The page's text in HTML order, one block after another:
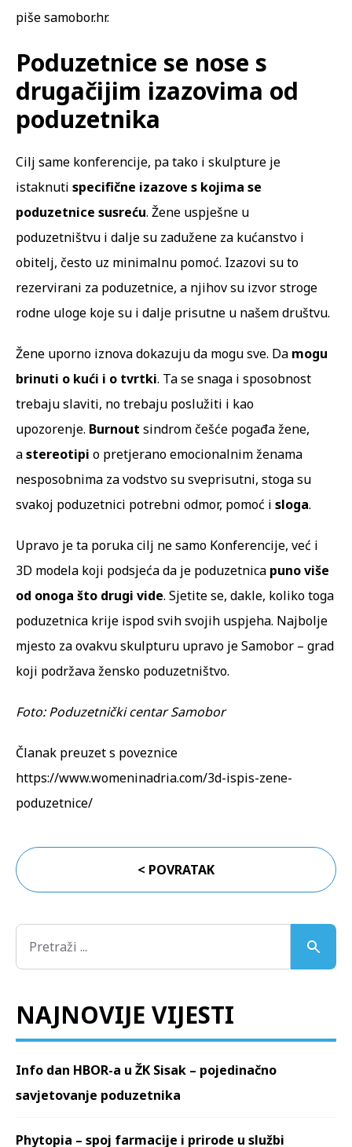
pišesamobor.hr.
Poduzetnice se nose s
drugačijim izazovima od
poduzetnika
Cilj same konferencije, pa tako i skulpture je
istaknuti specifične izazove s kojima se
poduzetnice susreću. Žene uspješne u
poduzetništvu i dalje su zadužene za kućanstvo i
obitelj, često uz minimalnu pomoć. Izazovi su to
rezervirani za poduzetnice, a njihov su izvor stroge
rodne uloge koje su i dalje prisutne u našem društvu.
Žene uporno iznova dokazuju da mogu sve. Da mogu
brinuti o kući i o tvrtki. Ta se snaga i sposobnost
trebaju slaviti, no trebaju poslužiti i kao
upozorenje. Burnout sindromčešće pogađa žene,
astereotipi o pretjerano emocionalnim ženama
nesposobnima za vodstvo su sveprisutni, stoga su
svakoj poduzetnici potrebni odmor, pomoć i sloga.
Upravo je ta poruka cilj ne samo Konferencije, već i
3D modela koji podsjeća da je poduzetnica puno više
od onoga što drugi vide. Sjetite se, dakle, koliko toga
poduzetnica krije ispod svih svojih uspjeha. Najbolje
mjesto za ovakvu skulpturu upravo je Samobor – grad
koji podržava žensko poduzetništvo.
Foto: Poduzetnički centar Samobor
Članak preuzet s poveznice
https://www.womeninadria.com/3d-ispis-zene-
poduzetnice/
< POVRATAK
NAJNOVIJE VIJESTI
Info dan HBOR-a u ŽK Sisak – pojedinačno
savjetovanje poduzetnika
Phytopia – spoj farmacije i prirode u službi